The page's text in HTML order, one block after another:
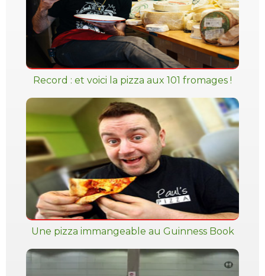
Record : et voici la pizza aux 101 fromages !
Une pizza immangeable au Guinness Book